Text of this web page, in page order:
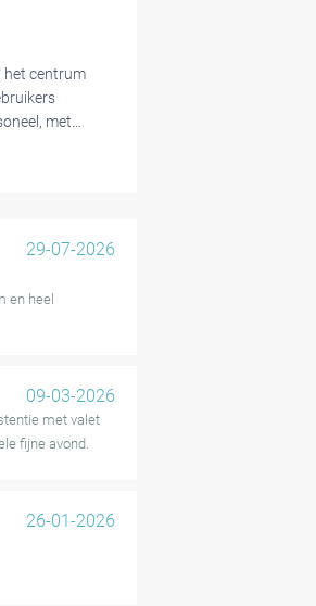
het centrum
met
het moeilijk
handig was,
om
en heel
29-07-2026
met valet
fijne avond.
09-03-2026
26-01-2026